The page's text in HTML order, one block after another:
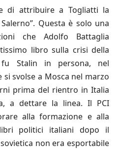
di attribuire a Togliatti la
Questa è solo una
che Adolfo Battaglia
libro sulla crisi della
Stalin in persona, nel
svolse a Mosca nel marzo
prima del rientro in Italia
a dettare la linea. Il PCI
alla formazione e alla
politici italiani dopo il
non era esportabile